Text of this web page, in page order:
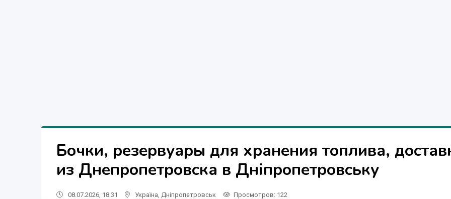
Бочки, резервуары для хранения топлива,
из Днепропетровска в Дніпропетровську
08.07.2026, 18:31 Україна Дніпропетровськ Просмотров: 122